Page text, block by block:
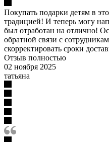
Покупать подарки детям в
традицией! И теперь могу
был отработан на отлично!
обратной связи с
скорректировать сроки
Отзыв полностью
02 ноября 2025
татьяна